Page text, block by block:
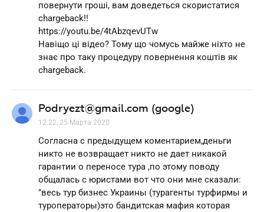
повернути гроші, вам доведеться скористатися
chargeback!!
https://youtu.be/4tAbzqevUTw
Навіщо ці відео? Тому що чомусь майже ніхто не
знає про таку процедуру повернення коштів як
chargeback.
Podryezt@gmail.com (google)
12.22, 25 Марта 2020
Согласна с предыдущем коментарием,деньги
никто не возвращает никто не дает никакой
гарантии о переносе тура ,по этому поводу
общалась с юристами вот что они мне сказали:
"весь тур бизнес Украины (турагенты турфирмы и
туроператоры)это бандитская мафия которая